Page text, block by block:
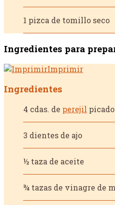
1 pizca de tomillo seco
Ingredientes para
Imprimir
Ingredientes
4 cdas. de perejil picado
3 dientes de ajo
½ taza de aceite
¾ tazas de vinagre de